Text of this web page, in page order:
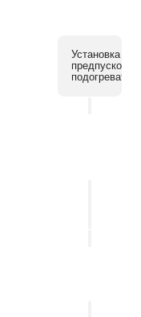
Установка
предпускового
подогревателя